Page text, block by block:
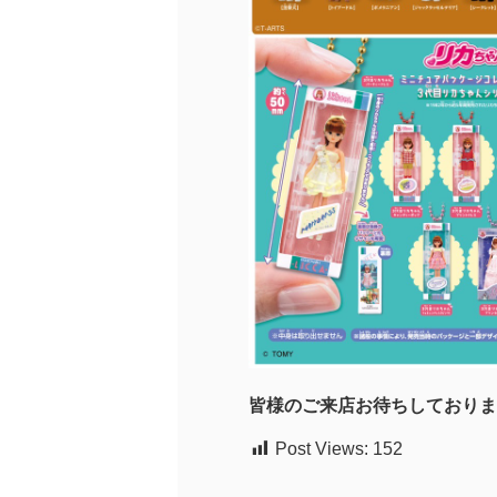
皆様のご来店お待ちしており
Post Views: 152